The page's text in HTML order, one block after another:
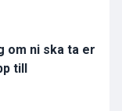
om ni ska ta er
till